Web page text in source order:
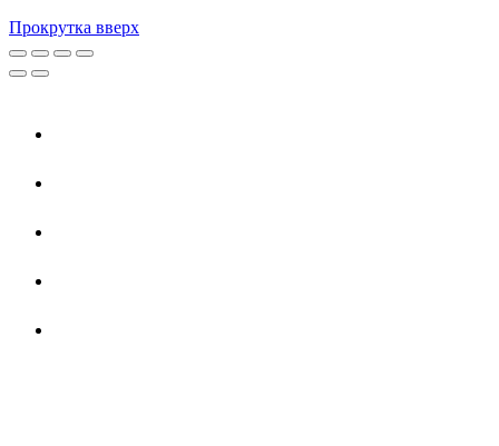
Прокрутка вверх